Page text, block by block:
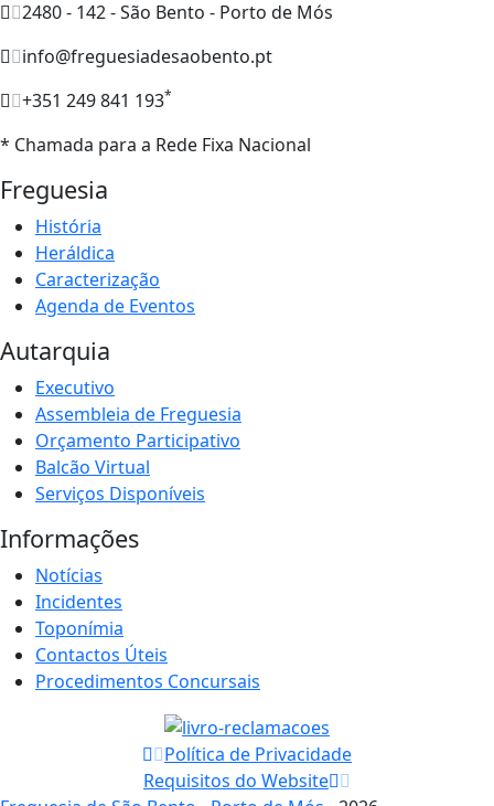
2480 - 142 - São Bento - Porto de Mós
info@freguesiadesaobento.pt
+351 249 841 193*
* Chamada para a Rede Fixa Nacional
Freguesia
História
Heráldica
Caracterização
Agenda de Eventos
Autarquia
Executivo
Assembleia de Freguesia
Orçamento Participativo
Balcão Virtual
Serviços Disponíveis
Informações
Notícias
Incidentes
Toponímia
Contactos Úteis
Procedimentos Concursais
Política de Privacidade
Requisitos do Website